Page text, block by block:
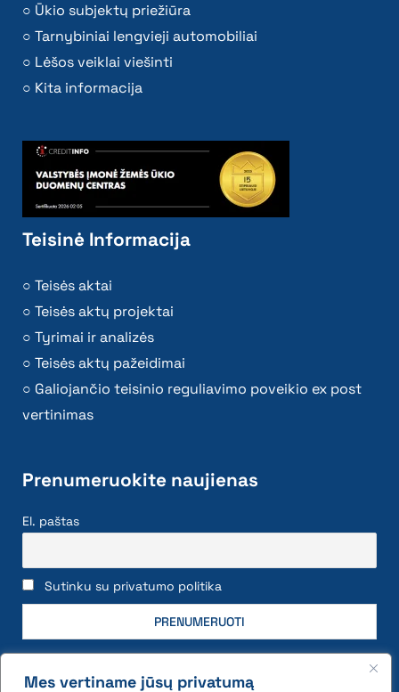
Mes vertiname jūsų privatumą
Ūkio subjektų priežiūra
Tarnybiniai lengvieji automobiliai
Lėšos veiklai viešinti
Kita informacija
Teisinė Informacija
Teisės aktai
Teisės aktų projektai
Tyrimai ir analizės
Teisės aktų pažeidimai
Galiojančio teisinio reguliavimo poveikio ex post
vertinimas
Prenumeruokite naujienas
El. paštas
Sutinku su privatumo politika